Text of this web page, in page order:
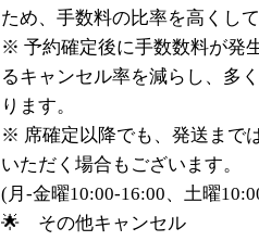
ため、手数料の比率を高くし
※ 予約確定後に手数数料が発
るキャンセル率を減らし、多
ります。
※ 席確定以降でも、発送まで
いただく場合もございます。
(月-金曜10:00-16:00、土曜
🌟 その他キャンセル